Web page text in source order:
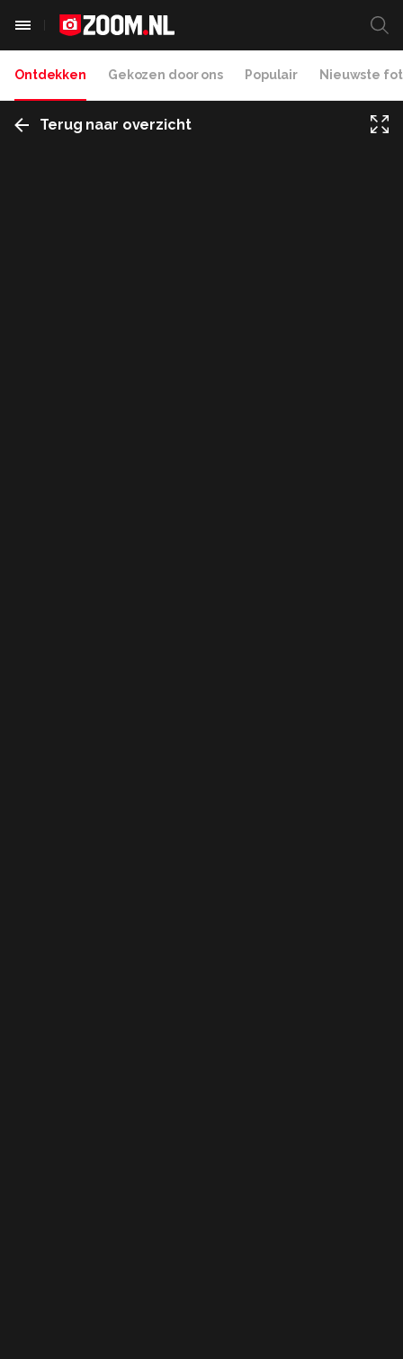
Ontdekken Gekozen door ons Populair Nieuwste
Terug naar overzicht